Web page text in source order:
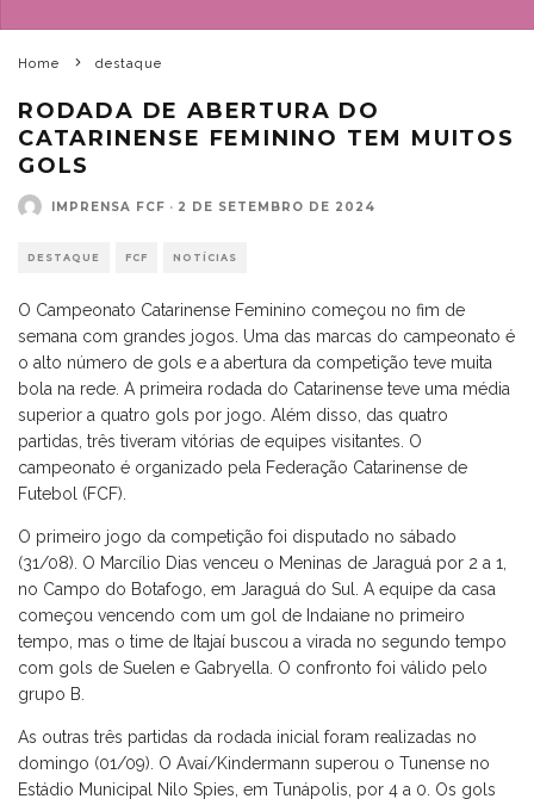
Home destaque
RODADA DE ABERTURA DO
CATARINENSE FEMININO TEM MUITOS
GOLS
IMPRENSA FCF · 2 DE SETEMBRO DE 2024
DESTAQUE FCF NOTÍCIAS
O Campeonato Catarinense Feminino começou no fim de
semana com grandes jogos. Uma das marcas do campeonato é
o alto número de gols e a abertura da competição teve muita
bola na rede. A primeira rodada do Catarinense teve uma média
superior a quatro gols por jogo. Além disso, das quatro
partidas, três tiveram vitórias de equipes visitantes. O
campeonato é organizado pela Federação Catarinense de
Futebol (FCF).
O primeiro jogo da competição foi disputado no sábado
(31/08). O Marcílio Dias venceu o Meninas de Jaraguá por 2 a 1,
no Campo do Botafogo, em Jaraguá do Sul. A equipe da casa
começou vencendo com um gol de Indaiane no primeiro
tempo, mas o time de Itajaí buscou a virada no segundo tempo
com gols de Suelen e Gabryella. O confronto foi válido pelo
grupo B.
As outras três partidas da rodada inicial foram realizadas no
domingo (01/09). O Avaí/Kindermann superou o Tunense no
Estádio Municipal Nilo Spies, em Tunápolis, por 4 a 0. Os gols